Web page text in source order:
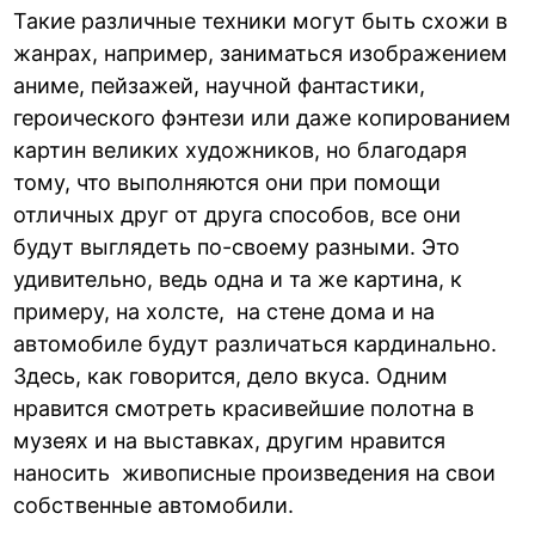
Такие различные техники могут быть схожи в
жанрах, например, заниматься изображением
аниме, пейзажей, научной фантастики,
героического фэнтези или даже копированием
картин великих художников, но благодаря
тому, что выполняются они при помощи
отличных друг от друга способов, все они
будут выглядеть по-своему разными. Это
удивительно, ведь одна и та же картина, к
примеру, на холсте, на стене дома и на
автомобиле будут различаться кардинально.
Здесь, как говорится, дело вкуса. Одним
нравится смотреть красивейшие полотна в
музеях и на выставках, другим нравится
наносить живописные произведения на свои
собственные автомобили.